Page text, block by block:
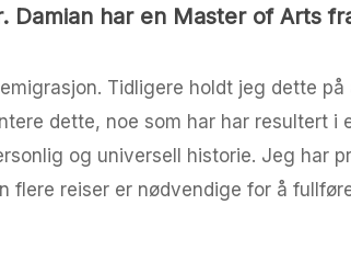
har en Master of Arts
Tidligere holdt jeg dette
dette, noe som har har resultert i
og universell historie. Jeg har
flere reiser er nødvendige for å